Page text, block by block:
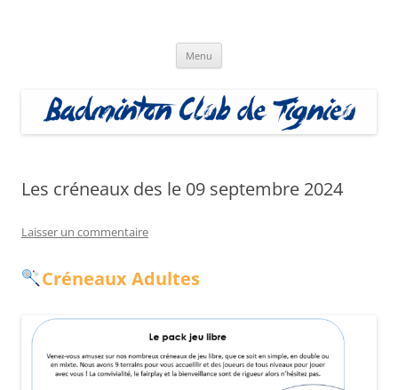
Menu
Les créneaux des le 09 septembre 2024
Laisser un commentaire
Créneaux Adultes